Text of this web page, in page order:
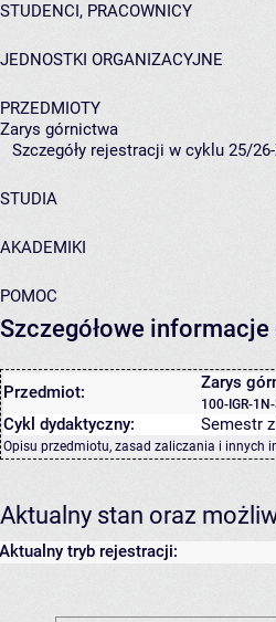
STUDENCI, PRACOWNICY
JEDNOSTKI ORGANIZACYJNE
PRZEDMIOTY
Zarys górnictwa
Szczegóły rejestracji w cyklu 25/
STUDIA
AKADEMIKI
POMOC
Szczegółowe
Przedmiot: Zarys
100-IGR-
Cykl dydaktyczny: Semestr
Opisu przedmiotu, zasad zaliczania i innych
Aktualny stan oraz
Aktualny tryb rejestracji: